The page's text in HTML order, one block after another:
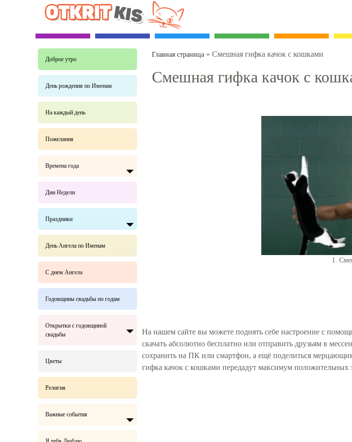
Доброе утро
День рождения по Именам
На каждый день
Пожелания
Времена года
Дни Недели
Праздники
День Ангела по Именам
С днем Ангела
Годовщины свадьбы по годам
Открытки с годовщиной
свадьбы
Цветы
Религия
Важные события
Главная страница » Смешная гифка качок с кошками
Смешная гифка качок с
1.
На нашем сайте вы можете поднять себе настроение с
скачать абсолютно бесплатно или отправить друзьям в
сохранить на ПК или смартфон, а ещё поделиться
гифка качок с кошками передадут максимум